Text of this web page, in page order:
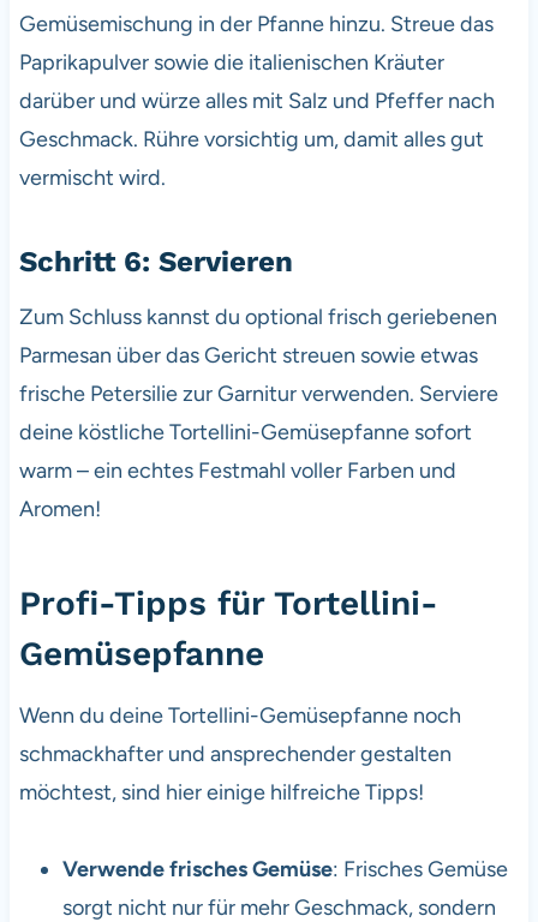
Gemüsemischung in der Pfanne hinzu. Streue das
Paprikapulver sowie die italienischen Kräuter
darüber und würze alles mit Salz und Pfeffer nach
Geschmack. Rühre vorsichtig um, damit alles gut
vermischt wird.
Schritt 6: Servieren
Zum Schluss kannst du optional frisch geriebenen
Parmesan über das Gericht streuen sowie etwas
frische Petersilie zur Garnitur verwenden. Serviere
deine köstliche Tortellini-Gemüsepfanne sofort
warm – ein echtes Festmahl voller Farben und
Aromen!
Profi-Tipps für Tortellini-
Gemüsepfanne
Wenn du deine Tortellini-Gemüsepfanne noch
schmackhafter und ansprechender gestalten
möchtest, sind hier einige hilfreiche Tipps!
Verwende frisches Gemüse: Frisches Gemüse
sorgt nicht nur für mehr Geschmack, sondern